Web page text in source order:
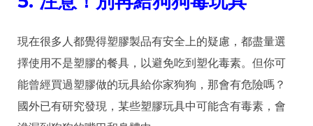
現在很多人都覺得塑膠製品有安全上的疑慮，都盡量選
擇使用不是塑膠的餐具，以避免吃到塑化毒素。但你可
能曾經買過塑膠做的玩具給你家狗狗，那會有危險嗎？
國外已有研究發現，某些塑膠玩具中可能含有毒素，會